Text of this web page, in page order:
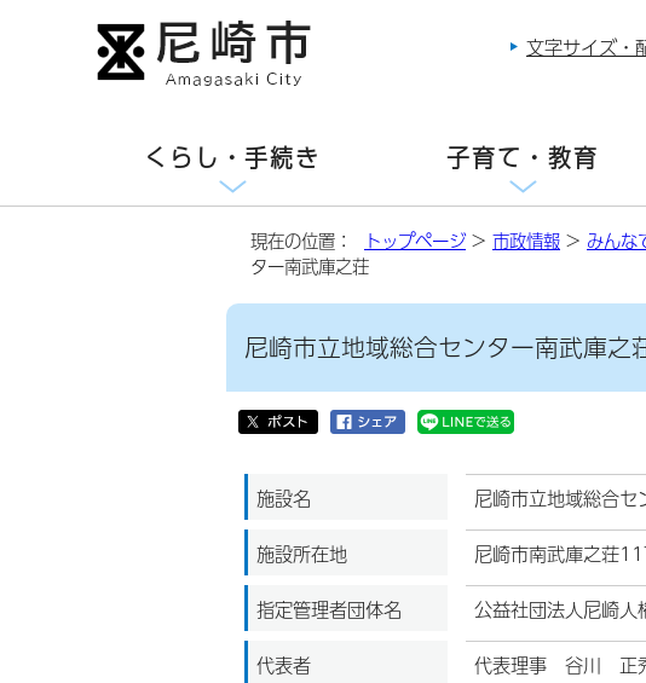
文字サイズ・
くらし・手続き 子育て・教育
現在の位置： トップページ> 市政情報 > みんな
ター南武庫之荘
尼崎市立地域総合センター南武庫之
施設名
尼崎市立地域総合
施設所在地
尼崎市南武庫之荘
指定管理者団体名
公益社団法人尼崎人
代表者
代表理事 谷川 正